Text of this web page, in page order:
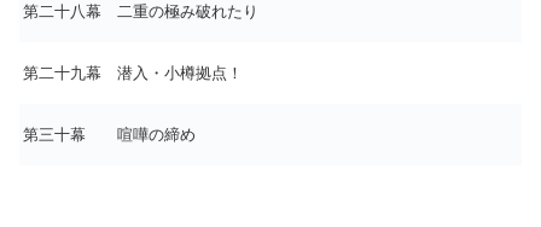
第二十八幕 二重の極み破れたり
第二十九幕 潜入・小樽拠点！
第三十幕 喧嘩の締め